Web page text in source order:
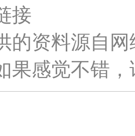
接
的资料源自
果感觉不错